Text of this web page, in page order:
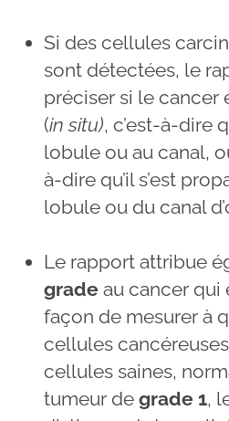
Si des cellules
sont détectées, le
préciser si le cancer
(in situ), c’est-à-dire
lobule ou au canal,
à-dire qu’il s’est
lobule ou du canal
Le rapport attribue
grade au cancer qui
façon de mesurer à
cellules
cellules saines,
tumeur de grade 1,